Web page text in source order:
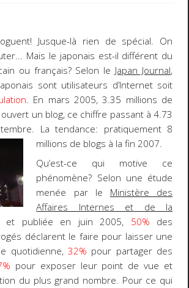
Jusque-là rien de spécial. On
Mais le japonais est-il différent du
ou français? Selon le Japan Journal,
sont utilisateurs d’Internet soit
. En mars 2005, 3.35 millions de
ouvert un blog, ce chiffre passant à 4.73
La tendance: pratiquement 8
millions de blogs à la fin 2007.
Qu’est-ce qui motive ce
phénomène? Selon une étude
menée par le Ministère des
Affaires Internes et de la
et publiée en juin 2005, 50% des
déclarent le faire pour laisser une
quotidienne, 32% pour partager des
pour exposer leur point de vue et
du plus grand nombre. Pour ce qui